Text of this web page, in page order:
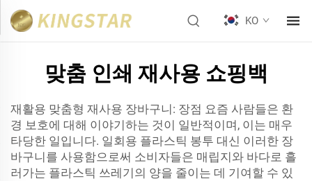
KO
맞춤 인쇄 재사용 쇼핑백
재활용 맞춤형 재사용 장바구니: 장점 요즘 사람들은 환
경 보호에 대해 이야기하는 것이 일반적이며, 이는 매우
타당한 일입니다. 일회용 플라스틱 봉투 대신 이러한 장
바구니를 사용함으로써 소비자들은 매립지와 바다로 흘
러가는 플라스틱 쓰레기의 양을 줄이는 데 기여할 수 있